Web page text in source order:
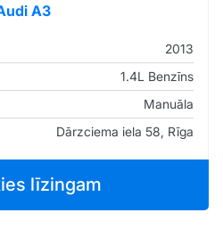
A3
2013
1.4L Benzīns
Manuāla
Dārzciema iela 58, Rīga
līzingam